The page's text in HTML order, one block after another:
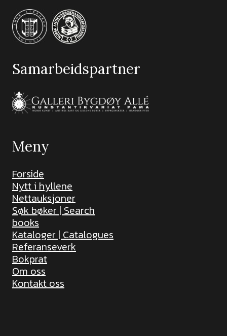
Samarbeidspartner
Meny
Forside
Nytt i hyllene
Nettauksjoner
Søk bøker | Search
books
Kataloger | Catalogues
Referanseverk
Bokprat
Om oss
Kontakt oss